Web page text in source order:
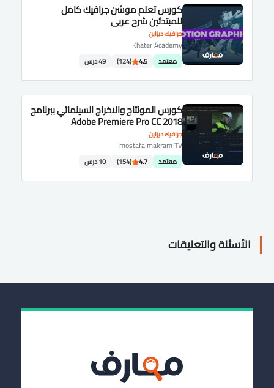
جرافيك ديزاين
كورس تعلم موشن جرافيك كامل
للمبتدئين شرح عربى
Khater Academy
معتمد 4.5
(124) 49 درس
جرافيك ديزاين
كورس المونتاج والاخراج السينمائي ببرنامج
Adobe Premiere Pro CC 2018
mostafa makram TV
معتمد 4.7
(154) 10 درس
الأسئلة والتعليقات